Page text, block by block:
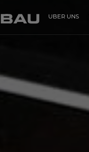
ÜBER UNS